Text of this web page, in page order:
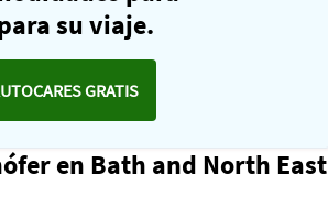
su viaje.
GRATIS
en Bath and North East